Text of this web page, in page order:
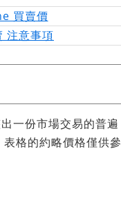
買賣價
注意事項
一份市場交易的普遍
格的約略價格僅供參